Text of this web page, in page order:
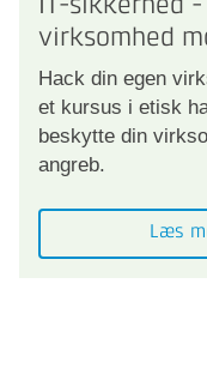
IT-sikkerhed
virksomhed
Hack din egen
et kursus i etisk
beskytte din
angreb.
Læs